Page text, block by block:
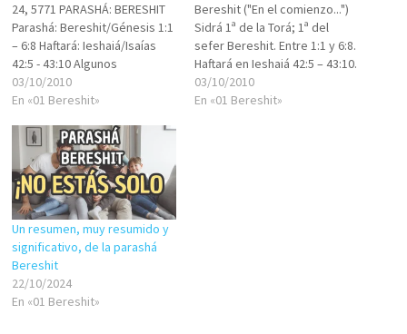
24, 5771 PARASHÁ: BERESHIT
Parashá: Bereshit/Génesis 1:1
– 6:8 Haftará: Ieshaiá/Isaías
42:5 - 43:10 Algunos
conceptos, preceptos o
valores de la parashá 1.
Creación. 2. Realeza del ser
humano. 3. Valor de la
compañía humana
significativa. 4. Centralidad
del matrimonio. 5.…
03/10/2010
En «01 Bereshit»
Bereshit ("En el comienzo...")
Sidrá 1ª de la Torá; 1ª del
sefer Bereshit. Entre 1:1 y 6:8.
Haftará en Ieshaiá 42:5 – 43:10.
Perek 1: En el comienzo H'
creo el universo en su
03/10/2010
En «01 Bereshit»
Un resumen, muy resumido y
significativo, de la parashá
Bereshit
22/10/2024
En «01 Bereshit»